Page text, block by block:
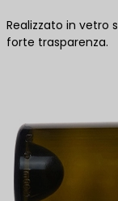
Realizzato in vetro
forte trasparenza.